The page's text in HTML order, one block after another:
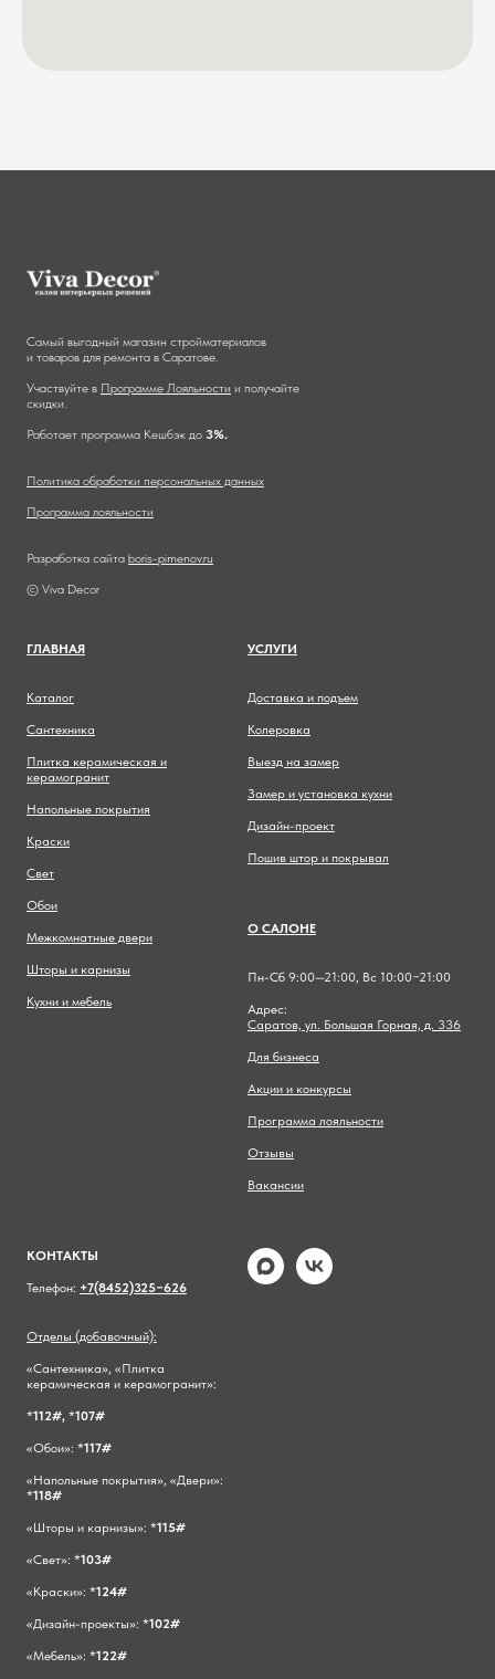
Самый выгодный магазин стройматериалов
и товаров для ремонта в Саратове.
Участвуйте в Программе Лояльности и получайте
скидки.
Работает программа Кешбэк до 3%.
Политика обработки персональных данных
Программа лояльности
Разработка сайта boris-pimenov.ru
© Viva Decor
ГЛАВНАЯ
Каталог
Сантехника
Плитка керамическая и
керамогранит
Напольные покрытия
Краски
Свет
Обои
Межкомнатные двери
Шторы и карнизы
Кухни и мебель
УСЛУГИ
Доставка и подъем
Колеровка
Выезд на замер
Замер и установка кухни
Дизайн-проект
Пошив штор и покрывал
О САЛОНЕ
Пн-Сб 9:00—21:00, Вс 10:00−21:00
Адрес:
Саратов, ул. Большая Горная, д. 336
Для бизнеса
Акции и конкурсы
Программа лояльности
Отзывы
Вакансии
КОНТАКТЫ
Телефон: +7(8452)325−626
Отделы (добавочный):
«Сантехника», «Плитка
керамическая и керамогранит»:
*112#, *107#
«Обои»: *117#
«Напольные покрытия», «Двери»:
*118#
«Шторы и карнизы»: *115#
«Свет»: *103#
«Краски»: *124#
«Дизайн-проекты»: *102#
«Мебель»: *122#